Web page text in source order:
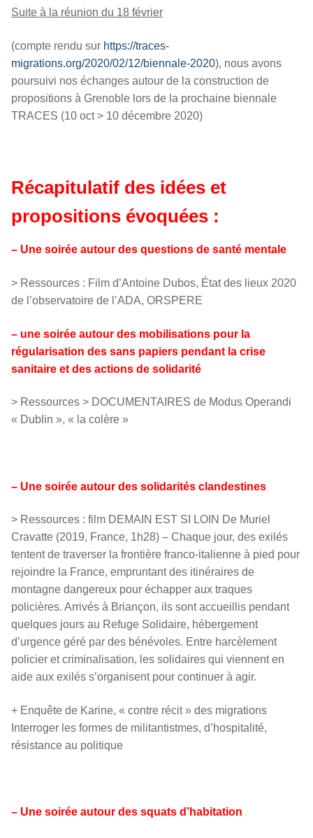
Suite à la réunion du 18 février
(compte rendu sur https://traces-
migrations.org/2020/02/12/biennale-2020), nous avons
poursuivi nos échanges autour de la construction de
propositions à Grenoble lors de la prochaine biennale
TRACES (10 oct > 10 décembre 2020)
Récapitulatif des idées et
propositions évoquées :
– Une soirée autour des questions de santé mentale
> Ressources : Film d’Antoine Dubos, État des lieux 2020
de l’observatoire de l’ADA, ORSPERE
– une soirée autour des mobilisations pour la
régularisation des sans papiers pendant la crise
sanitaire et des actions de solidarité
> Ressources > DOCUMENTAIRES de Modus Operandi
« Dublin », « la colère »
– Une soirée autour des solidarités clandestines
> Ressources : film DEMAIN EST SI LOIN De Muriel
Cravatte (2019, France, 1h28) – Chaque jour, des exilés
tentent de traverser la frontière franco-italienne à pied pour
rejoindre la France, empruntant des itinéraires de
montagne dangereux pour échapper aux traques
policières. Arrivés à Briançon, ils sont accueillis pendant
quelques jours au Refuge Solidaire, hébergement
d’urgence géré par des bénévoles. Entre harcèlement
policier et criminalisation, les solidaires qui viennent en
aide aux exilés s’organisent pour continuer à agir.
+ Enquête de Karine, « contre récit » des migrations
Interroger les formes de militantistmes, d’hospitalité,
résistance au politique
– Une soirée autour des squats d’habitation